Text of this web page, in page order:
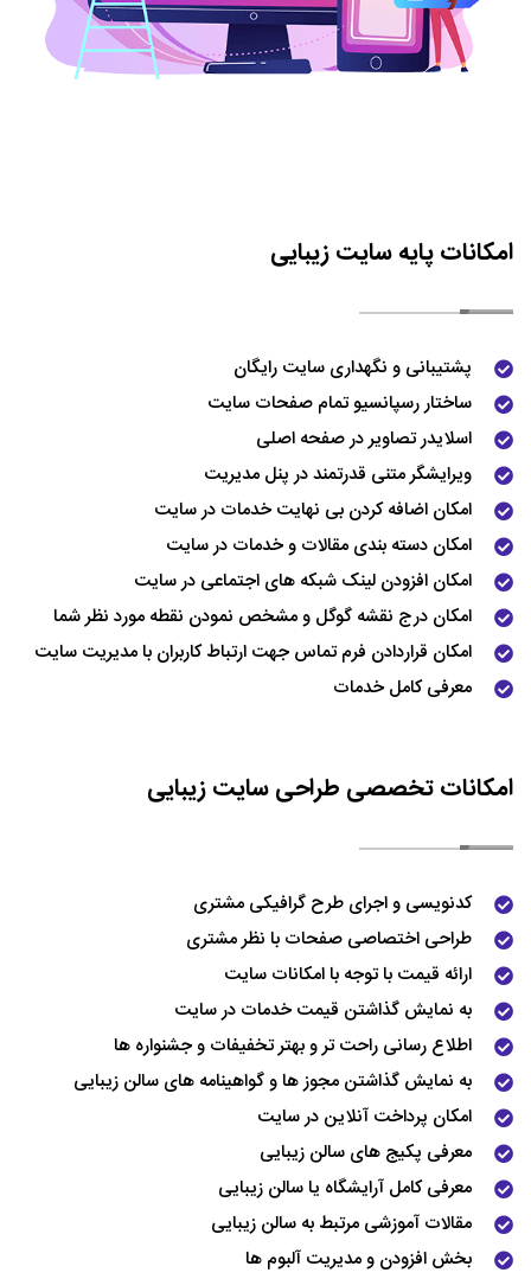
امکانات پایه سایت زیبایی
پشتیبانی و نگهداری سایت رایگان
ساختار رسپانسیو تمام صفحات سایت
اسلایدر تصاویر در صفحه اصلی
ویرایشگر متنی قدرتمند در پنل مدیریت
امکان اضافه کردن بی نهایت خدمات در سایت
امکان دسته بندی مقالات و خدمات در سایت
امکان افزودن لینک شبکه های اجتماعی در سایت
امکان درج نقشه گوگل و مشخص نمودن نقطه مورد نظر شما
امکان قراردادن فرم تماس جهت ارتباط کاربران با مدیریت سایت
معرفی کامل خدمات
امکانات تخصصی طراحی سایت زیبایی
کدنویسی و اجرای طرح گرافیکی مشتری
طراحی اختصاصی صفحات با نظر مشتری
ارائه قیمت با توجه با امکانات سایت
به نمایش گذاشتن قیمت خدمات در سایت
اطلاع رسانی راحت تر و بهتر تخفیفات و جشنواره ها
به نمایش گذاشتن مجوز ها و گواهینامه های سالن زیبایی
امکان پرداخت آنلاین در سایت
معرفی پکیج های سالن زیبایی
معرفی کامل آرایشگاه یا سالن زیبایی
مقالات آموزشی مرتبط به سالن زیبایی
بخش افزودن و مدیریت آلبوم ها